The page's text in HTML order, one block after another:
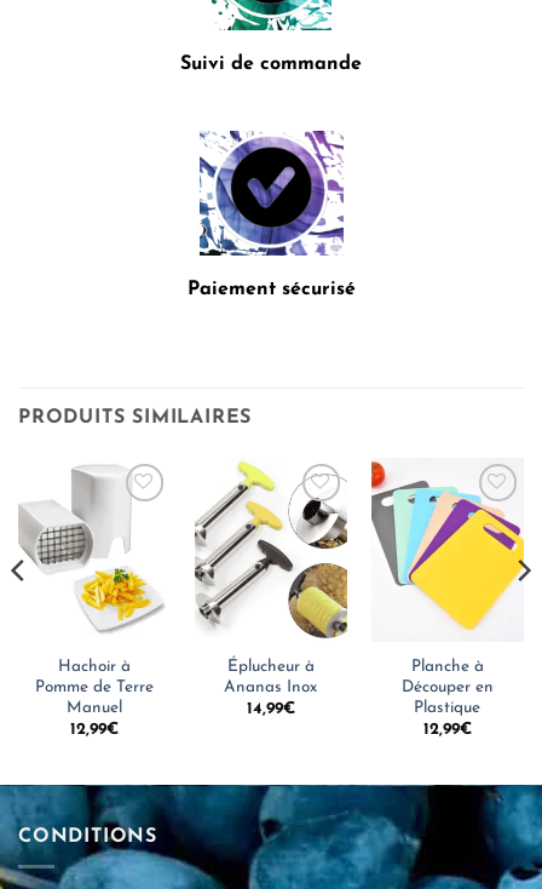
Suivi de commande
Paiement sécurisé
PRODUITS SIMILAIRES
Hachoir à
Pomme de Terre
Manuel
12,99€
Éplucheur à
Ananas Inox
14,99€
Planche à
Découper en
Plastique
12,99€
CONDITIONS